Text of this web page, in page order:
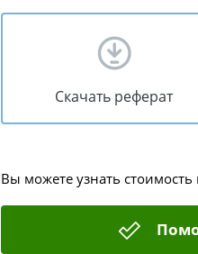
Скачать реферат
Вы можете узнать